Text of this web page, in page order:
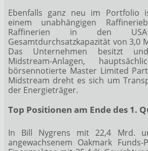
Ebenfalls ganz neu im Portfolio
einem unabhängigen
Raffinerien in den
Gesamtdurchsatzkapazität von 3,0
Das Unternehmen besitzt
Midstream-Anlagen,
börsennotierte Master Limited
Midstream dreht es sich um
der Energieträger.
Top Positionen am Ende des 1.
In Bill Nygrens mit 22,4 Mrd.
angewachsenem Oakmark